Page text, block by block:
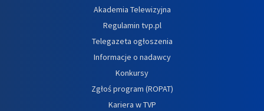
Akademia Telewizyjna
Regulamin tvp.pl
Telegazeta ogłoszenia
Informacje o nadawcy
Konkursy
Zgłoś program (ROPAT)
Kariera w TVP